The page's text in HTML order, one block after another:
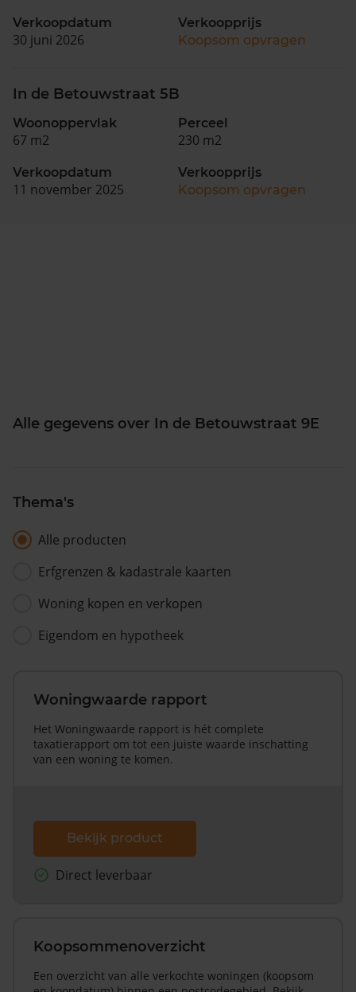
Verkoopdatum
30 juni 2026
Verkoopprijs
Koopsom opvragen
In de Betouwstraat 5B
Woonoppervlak
67 m2
Perceel
230 m2
Verkoopdatum
11 november 2025
Verkoopprijs
Koopsom opvragen
Alle gegevens over In de Betouwstraat 9E
Thema's
Alle producten
Erfgrenzen & kadastrale kaarten
Woning kopen en verkopen
Eigendom en hypotheek
Woningwaarde rapport
Het Woningwaarde rapport is hét complete
taxatierapport om tot een juiste waarde inschatting
van een woning te komen.
Bekijk product
Direct leverbaar
Koopsommenoverzicht
Een overzicht van alle verkochte woningen (koopsom